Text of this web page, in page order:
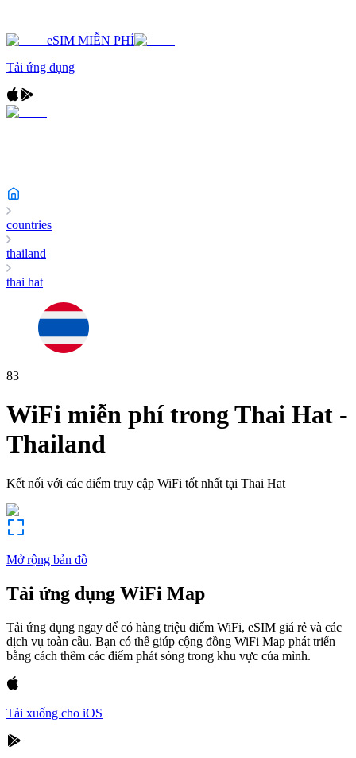
eSIM MIỄN PHÍ
Tải ứng dụng
countries
thailand
thai hat
83
WiFi miễn phí trongThai Hat -
Thailand
Kết nối với các điểm truy cập WiFi tốt nhất tại Thai Hat
Mở rộng bản đồ
Tải ứng dụng WiFi Map
Tải ứng dụng ngay để có hàng triệu điểm WiFi, eSIM giá rẻ và các
dịch vụ toàn cầu. Bạn có thể giúp cộng đồng WiFi Map phát triển
bằng cách thêm các điểm phát sóng trong khu vực của mình.
Tải xuống cho iOS